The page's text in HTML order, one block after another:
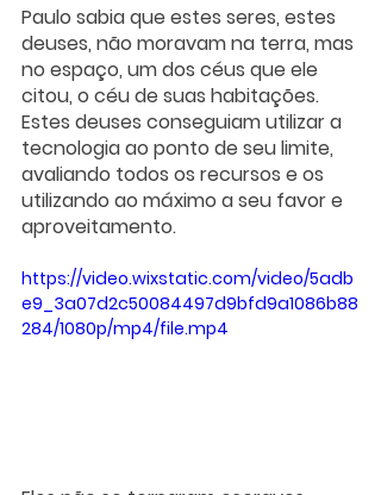
Paulo sabia que estes seres, estes
deuses, não moravam na terra, mas
no espaço, um dos céus que ele
citou, o céu de suas habitações.
Estes deuses conseguiam utilizar a
tecnologia ao ponto de seu limite,
avaliando todos os recursos e os
utilizando ao máximo a seu favor e
aproveitamento.
https://video.wixstatic.com/video/5adb
e9_3a07d2c50084497d9bfd9a1086b88
284/1080p/mp4/file.mp4